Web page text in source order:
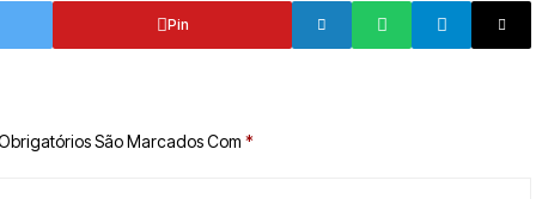
Pin
São Marcados Com *